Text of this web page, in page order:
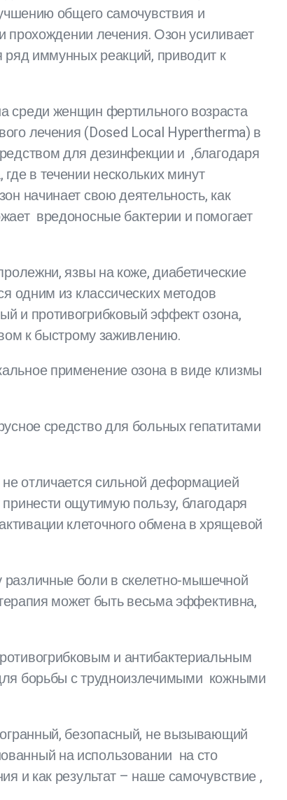
общего самочувствия и
прохождении лечения. Озон усиливает
иммунных реакций, приводит к
среди женщин фертильного возраста
лечения (Dosed Local Hypertherma) в
для дезинфекции и ,благодаря
в течении нескольких минут
начинает свою деятельность, как
вредоносные бактерии и помогает
язвы на коже, диабетические
одним из классических методов
и противогрибковый эффект озона,
к быстрому заживлению.
применение озона в виде клизмы
средство для больных гепатитами
отличается сильной деформацией
ощутимую пользу, благодаря
клеточного обмена в хрящевой
боли в скелетно-мышечной
может быть весьма эффективна,
и антибактериальным
борьбы с трудноизлечимыми кожными
безопасный, не вызывающий
на использовании на сто
и как результат – наше самочувствие ,